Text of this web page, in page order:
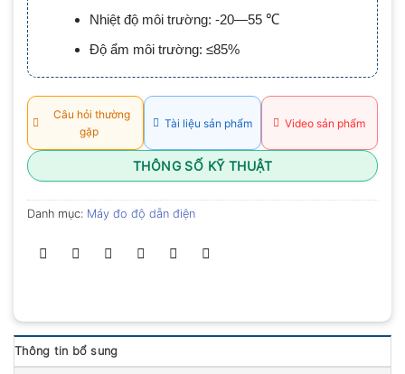
sao
Nhiệt độ môi trường: -20—55 ℃
Độ ẩm môi trường: ≤85%
Câu hỏi thường
gặp
Tài liệu sản phẩm Video sản phẩm
THÔNG SỐ KỸ THUẬT
Danh mục: Máy đo độ dẫn điện
Thông tin bổ sung